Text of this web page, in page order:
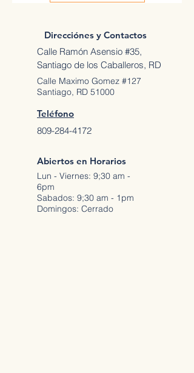
Direcciónes y Contactos
Calle Ramón Asensio #35,
Santiago de los Caballeros, RD
Calle Maximo Gomez #127
Santiago, RD 51000
Teléfono
809-284-4172
Abiertos en Horarios
Lun - Viernes: 9;30 am -
6pm
Sabados: 9;30 am - 1pm
Domingos: Cerrado